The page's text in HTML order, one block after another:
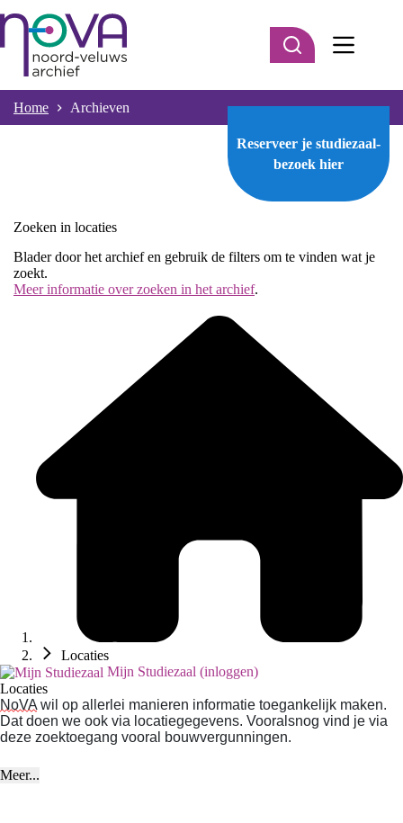
naar
inhoud
Home Archieven
Reserveer je studiezaal-
bezoek hier
Zoeken in locaties
Blader door het archief en gebruik de filters om te vinden wat je
zoekt.
Meer informatie over zoeken in het archief.
Locaties
Mijn Studiezaal (inloggen)
Locaties
NoVA wil op allerlei manieren informatie toegankelijk maken.
Dat doen we ook via locatiegegevens. Vooralsnog vind je via
deze zoektoegang vooral bouwvergunningen.
Meer...